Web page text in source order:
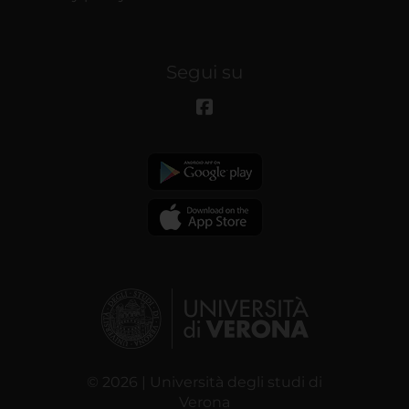
Segui su
© 2026 | Università degli studi di
Verona